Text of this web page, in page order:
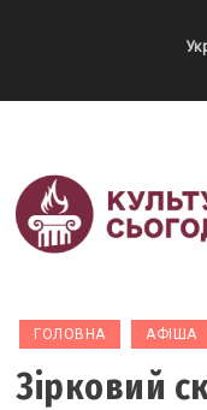
Культура
ГОЛОВНА АФІША
Зірковий